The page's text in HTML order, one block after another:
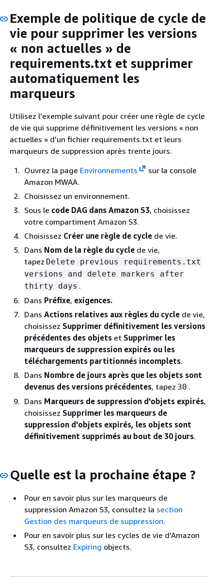
Exemple de politique de cycle de
vie pour supprimer les versions
« non actuelles » de
requirements.txt et supprimer
automatiquement les
marqueurs
Utilisez l'exemple suivant pour créer une règle de cycle
de vie qui supprime définitivement les versions « non
actuelles » d'un fichier requirements.txt et leurs
marqueurs de suppression après trente jours.
Ouvrez la page Environnements
sur la console
Amazon MWAA.
Choisissez un environnement.
Sous le code DAG dans Amazon S3, choisissez
votre compartiment Amazon S3.
Choisissez Créer une règle de cycle de vie.
Dans Nom de la règle du cycle de vie,
tapez Delete previous requirements.txt
versions and delete markers after
thirty days .
Dans Préfixe, exigences.
Dans Actions relatives aux règles du cycle de vie,
choisissez Supprimer définitivement les versions
précédentes des objets et Supprimer les
marqueurs de suppression expirés ou les
téléchargements partitionnés incomplets.
Dans Nombre de jours après que les objets sont
devenus des versions précédentes, tapez 30 .
Dans Marqueurs de suppression d'objets expirés,
choisissez Supprimer les marqueurs de
suppression d'objets expirés, les objets sont
définitivement supprimés au bout de 30 jours.
Quelle est la prochaine étape ?
Pour en savoir plus sur les marqueurs de
suppression Amazon S3, consultez la section
Gestion des marqueurs de suppression.
Pour en savoir plus sur les cycles de vie d'Amazon
S3, consultez Expiring objects.